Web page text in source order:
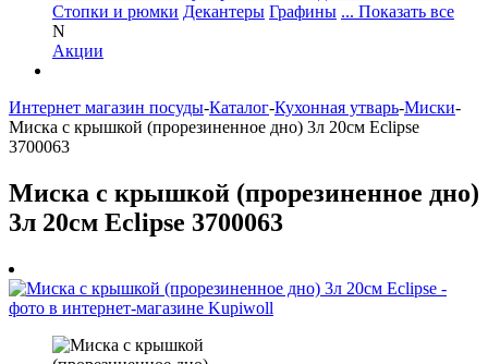
Стопки и рюмки Декантеры Графины ... Показать все
N
Акции
Интернет магазин посуды-Каталог-Кухонная утварь-Миски-
Миска с крышкой (прорезиненное дно) 3л 20см Eclipse
3700063
Миска с крышкой (прорезиненное дно)
3л 20см Eclipse 3700063